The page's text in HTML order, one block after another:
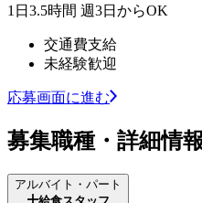
1日3.5時間 週3日からOK
交通費支給
未経験歓迎
応募画面に進む
募集職種・詳細情
アルバイト・パート